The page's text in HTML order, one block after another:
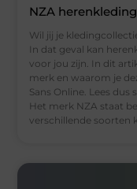
NZA
Wil jij je
In dat geval kan
voor jou zijn. In dit
merk en waarom je
Sans Online. Lees
Het merk NZA staat
verschillende soorten